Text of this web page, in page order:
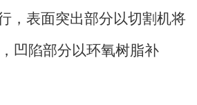
，表面突出部分以切割机将
凹陷部分以环氧树脂补